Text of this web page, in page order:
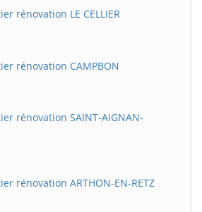
rénovation LE CELLIER
rénovation CAMPBON
rénovation SAINT-AIGNAN-
rénovation ARTHON-EN-RETZ